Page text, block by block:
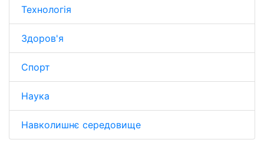
Технологія
Здоров'я
Спорт
Наука
Навколишнє середовище